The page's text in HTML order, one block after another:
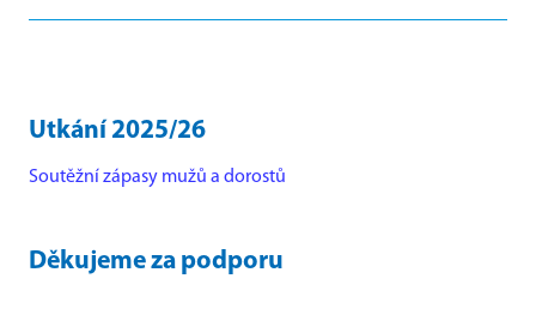
Utkání 2025/26
Soutěžní zápasy mužů a dorostů
Děkujeme za podporu